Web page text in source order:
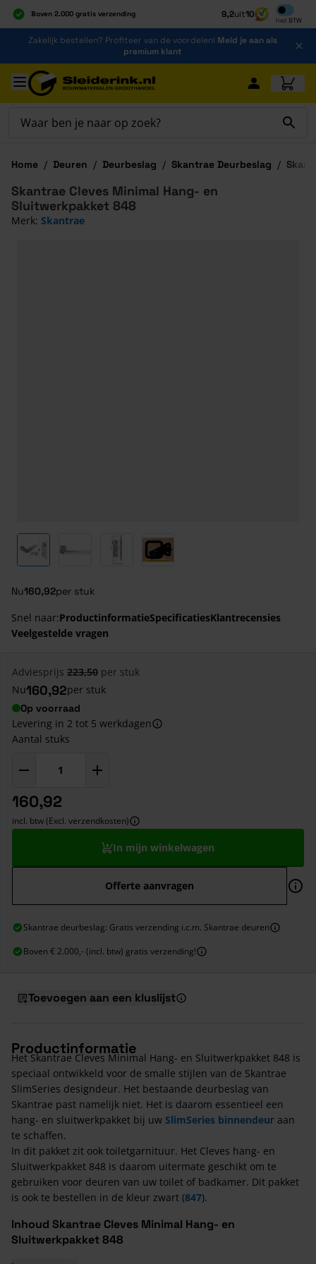
Boven 2.000 gratis verzending
Al 40 jaar dé specialist
Alles onder één dak
9,2uit10
Incl BTW
Inclusief
Ga naar de inhoud
Zakelijk bestellen? Profiteer van de voordelen! Meld je aan als
premium klant
Ga naar hoofdinhoud
Home / Deuren / Deurbeslag / Skantrae Deurbeslag /
View larger imageView larger image
View larger imageView larger image
Nu160,92per stuk
Skantrae Cleves Minimal Hang- en
Sluitwerkpakket 848
Merk: Skantrae
Snel naar:ProductinformatieSpecificatiesKlantrecensies
Veelgestelde vragen
Adviesprijs 223,50 per stuk
Nu160,92per stuk
Op voorraad
Levering in 2 tot 5 werkdagen
Aantal stuks
160,92
incl. btw (Excl. verzendkosten)
In mijn winkelwagen
Offerte aanvragen
Skantrae deurbeslag: Gratis verzending i.c.m. Skantrae deuren
Boven € 2.000,- (incl. btw) gratis verzending!
Toevoegen aan een kluslijst
Productinformatie
Het Skantrae Cleves Minimal Hang- en Sluitwerkpakket 848 is
speciaal ontwikkeld voor de smalle stijlen van de Skantrae
SlimSeries designdeur. Het bestaande deurbeslag van
Skantrae past namelijk niet. Het is daarom essentieel een
hang- en sluitwerkpakket bij uw SlimSeries binnendeur aan
te schaffen.
In dit pakket zit ook toiletgarnituur. Het Cleves hang- en
Sluitwerkpakket 848 is daarom uitermate geschikt om te
gebruiken voor deuren van uw toilet of badkamer. Dit pakket
is ook te bestellen in de kleur zwart (847).
Inhoud Skantrae Cleves Minimal Hang- en
Sluitwerkpakket 848